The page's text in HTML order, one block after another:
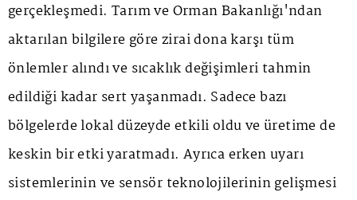
gerçekleşmedi. Tarım ve Orman Bakanlığı'ndan
aktarılan bilgilere göre zirai dona karşı tüm
önlemler alındı ve sıcaklık değişimleri tahmin
edildiği kadar sert yaşanmadı. Sadece bazı
bölgelerde lokal düzeyde etkili oldu ve üretime de
keskin bir etki yaratmadı. Ayrıca erken uyarı
sistemlerinin ve sensör teknolojilerinin gelişmesi